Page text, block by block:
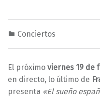
1
/
0
2
0
Conciertos
A
m
i
n
El próximo viernes 19 de
en directo, lo último de
presenta «El sueño